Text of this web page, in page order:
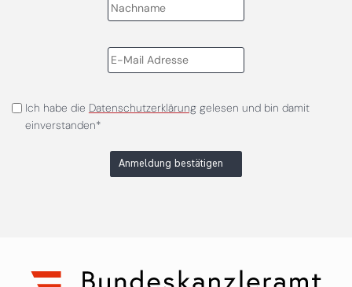
Ich habe die Datenschutzerklärunggelesen und bin damit
einverstanden*
Anmeldung bestätigen